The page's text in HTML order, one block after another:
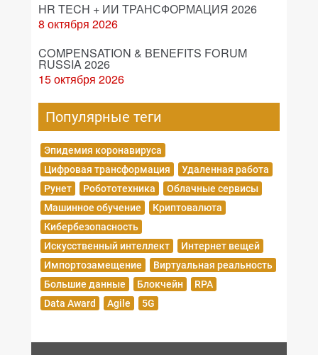
HR TECH + ИИ ТРАНСФОРМАЦИЯ 2026
8 октября 2026
COMPENSATION & BENEFITS FORUM
RUSSIA 2026
15 октября 2026
Популярные теги
Эпидемия коронавируса
Цифровая трансформация
Удаленная работа
Рунет
Робототехника
Облачные сервисы
Машинное обучение
Криптовалюта
Кибербезопасность
Искусственный интеллект
Интернет вещей
Импортозамещение
Виртуальная реальность
Большие данные
Блокчейн
RPA
Data Award
Agile 5G